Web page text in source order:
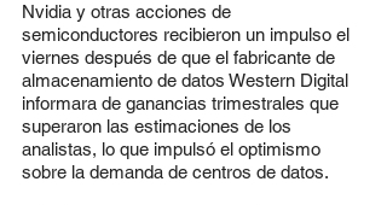
Nvidia y otras acciones de
semiconductores recibieron un impulso el
viernes después de que el fabricante de
almacenamiento de datos Western Digital
informara de ganancias trimestrales que
superaron las estimaciones de los
analistas, lo que impulsó el optimismo
sobre la demanda de centros de datos.